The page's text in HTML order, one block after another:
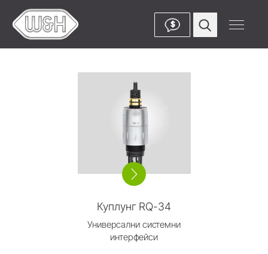
$
Куплунг RQ-34
Универсални системни
интерфейси